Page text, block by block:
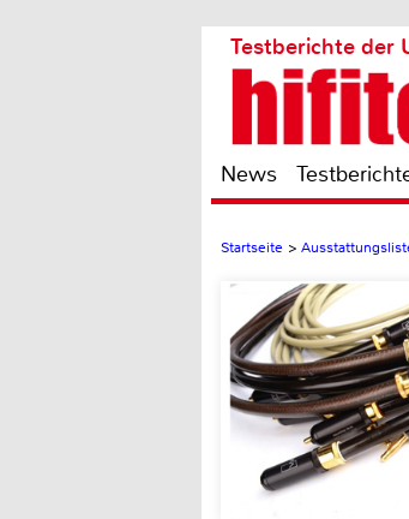
Testberichte der
News
Startseite >